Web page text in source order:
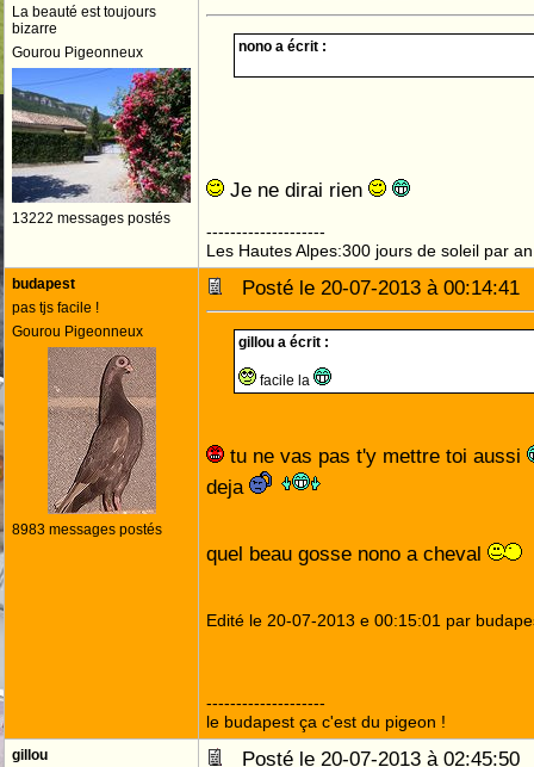
La beauté est toujours
bizarre
Gourou Pigeonneux
13222 messages postés
nono a écrit :
Je ne dirai rien
--------------------
Les Hautes Alpes:300 jours de soleil par an
budapest
pas tjs facile !
Gourou Pigeonneux
8983 messages postés
Posté le 20-07-2013 à
gillou a écrit :
facile la
tu ne vas pas t'y mettre toi aussi
deja
quel beau gosse nono a cheval
Edité le 20-07-2013 e 00:15:01 par
--------------------
le budapest ça c'est du pigeon !
gillou Posté le 20-07-2013 à